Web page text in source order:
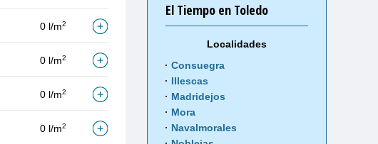
0 l/m2
0 l/m2
0 l/m2
0 l/m2
El Tiempo en Toledo
Localidades
Consuegra
Illescas
Madridejos
Mora
Navalmorales